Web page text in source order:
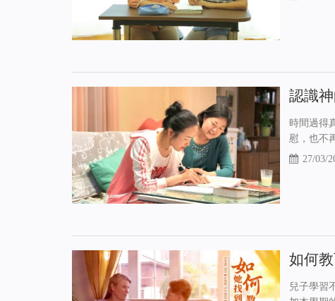
認識
時間過得
慰，也不
27/03/
如何
兒子學習